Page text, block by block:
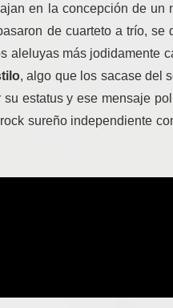
en la concepción de un
de cuarteto a trío, se
aleluyas más jodidamente
, algo que los sacase del
estatus y ese mensaje
sureño independiente